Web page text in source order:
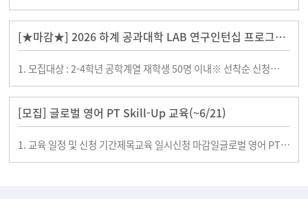
20명2. 신청 기간 및 방법~ 2026. 06. 26(금)까지 첨부된
[개인정보동의서 및
[★마감★] 2026 하계 공과대학 LAB 연구인턴십 프로그램
참여학생 모집(~6/5)
1. 모집대상 : 2-4학년 공학계열 재학생 50명 이내※ 선착순 신청
★8월 졸업예정자 신청 불가★ ▶기존 연구생 -25명 이내 ▶신규
연구생 - 25명 이내
[모집] 글로벌 영어 PT Skill-Up 교육(~6/21)
1. 교육 일정 및 신청 기간제목교육 일시신청 마감일글로벌 영어 PT
Skill Up 교육 2026.06.23(화) ~ 24(수)